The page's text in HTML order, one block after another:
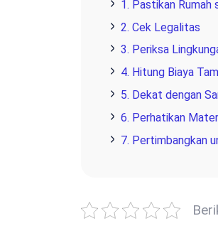
1. Pastikan Rumah
2. Cek Legalitas
3. Periksa
4. Hitung Biaya
5. Dekat dengan
6. Perhatikan
7. Pertimbangkan